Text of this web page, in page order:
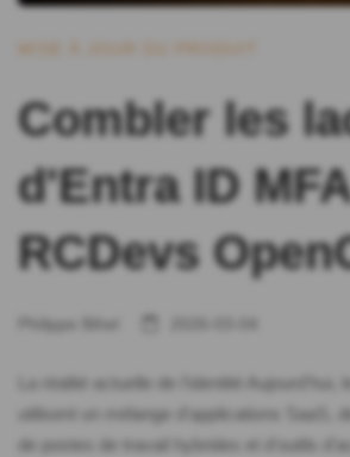
Combler les
d'Entra ID
RCDevs
La réalité actuelle de l'identité Aujourd'hui,
utilisent un mélange d'applications SaaS,
de postes de travail hybrides et d'outils